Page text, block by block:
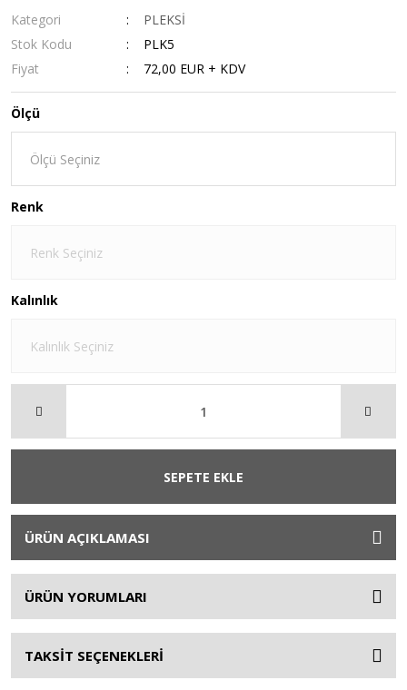
Kategori
PLEKSİ
Stok Kodu
PLK5
Fiyat
72,00 EUR + KDV
Ölçü
Renk
Kalınlık
SEPETE EKLE
ÜRÜN AÇIKLAMASI
ÜRÜN YORUMLARI
TAKSİT SEÇENEKLERİ